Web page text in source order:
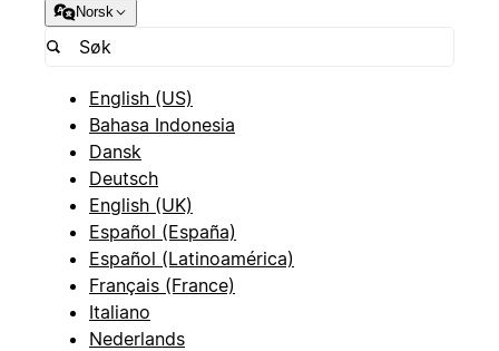
Norsk
English (US)
Bahasa Indonesia
Dansk
Deutsch
English (UK)
Español (España)
Español (Latinoamérica)
Français (France)
Italiano
Nederlands